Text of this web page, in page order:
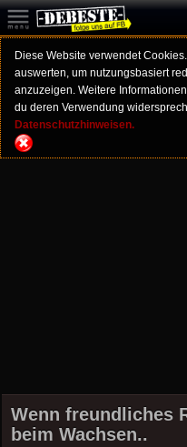
Diese Website verwendet
auswerten, um nutzungsbasiert
anzuzeigen. Weitere
du deren Verwendung
Datenschutzhinweisen.
Wenn freundliches
beim Wachsen..